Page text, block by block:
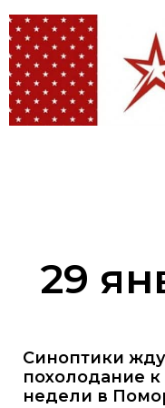
29
Синоптики
похолодание
недели в